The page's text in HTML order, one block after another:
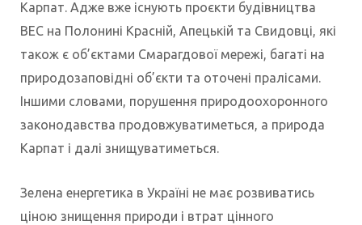
Карпат. Адже вже існують проєкти будівництва
ВЕС на Полонині Красній, Апецькій та Свидовці, які
також є об’єктами Смарагдової мережі, багаті на
природозаповідні об’єкти та оточені пралісами.
Іншими словами, порушення природоохоронного
законодавства продовжуватиметься, а природа
Карпат і далі знищуватиметься.
Зелена енергетика в Україні не має розвиватись
ціною знищення природи і втрат цінного